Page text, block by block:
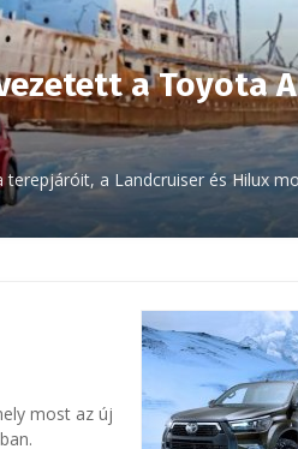
a Toyota
a Landcruiser és Hilux
most az új